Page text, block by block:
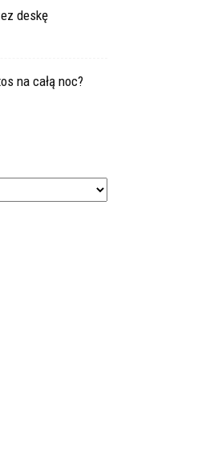
deskę
na całą noc?